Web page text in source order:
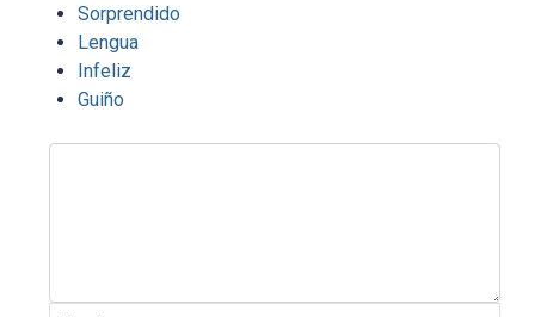
Sorprendido
Lengua
Infeliz
Guiño